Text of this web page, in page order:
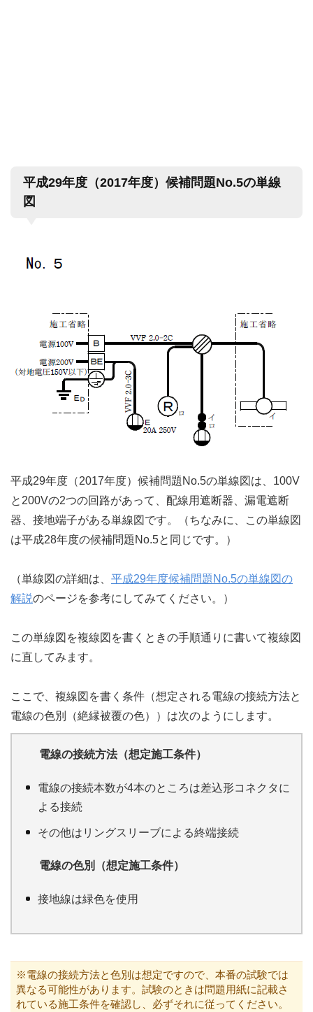
平成29年度（2017年度）候補問題No.5の単線
図
平成29年度（2017年度）候補問題No.5の単線図は、100V
と200Vの2つの回路があって、配線用遮断器、漏電遮断
器、接地端子がある単線図です。（ちなみに、この単線図
は平成28年度の候補問題No.5と同じです。）
（単線図の詳細は、 平成29年度候補問題No.5の単線図の
解説のページを参考にしてみてください。）
この単線図を複線図を書くときの手順通りに書いて複線図
に直してみます。
ここで、複線図を書く条件（想定される電線の接続方法と
電線の色別（絶縁被覆の色））は次のようにします。
電線の接続方法（想定施工条件）
電線の接続本数が4本のところは差込形コネクタに
よる接続
その他はリングスリーブによる終端接続
電線の色別（想定施工条件）
接地線は緑色を使用
※電線の接続方法と色別は想定ですので、本番の試験では
異なる可能性があります。試験のときは問題用紙に記載さ
れている施工条件を確認し、必ずそれに従ってください。